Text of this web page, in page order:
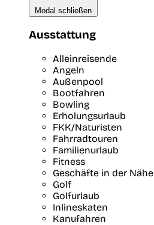
Modal schließen
Ausstattung
Alleinreisende
Angeln
Außenpool
Bootfahren
Bowling
Erholungsurlaub
FKK/Naturisten
Fahrradtouren
Familienurlaub
Fitness
Geschäfte in der Nähe
Golf
Golfurlaub
Inlineskaten
Kanufahren